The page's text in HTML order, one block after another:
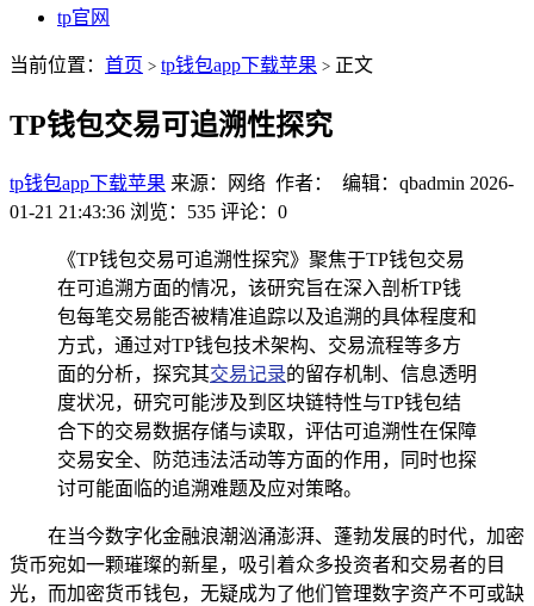
tp官网
当前位置： 首页 > tp钱包app下载苹果 > 正文
TP钱包交易可追溯性探究
tp钱包app下载苹果 来源：网络 作者： 编辑：qbadmin 2026-
01-21 21:43:36 浏览：535 评论：0
《TP钱包交易可追溯性探究》聚焦于TP钱包交易
在可追溯方面的情况，该研究旨在深入剖析TP钱
包每笔交易能否被精准追踪以及追溯的具体程度和
方式，通过对TP钱包技术架构、交易流程等多方
面的分析，探究其交易记录的留存机制、信息透明
度状况，研究可能涉及到区块链特性与TP钱包结
合下的交易数据存储与读取，评估可追溯性在保障
交易安全、防范违法活动等方面的作用，同时也探
讨可能面临的追溯难题及应对策略。
在当今数字化金融浪潮汹涌澎湃、蓬勃发展的时代，加密
货币宛如一颗璀璨的新星，吸引着众多投资者和交易者的目
光，而加密货币钱包，无疑成为了他们管理数字资产不可或缺